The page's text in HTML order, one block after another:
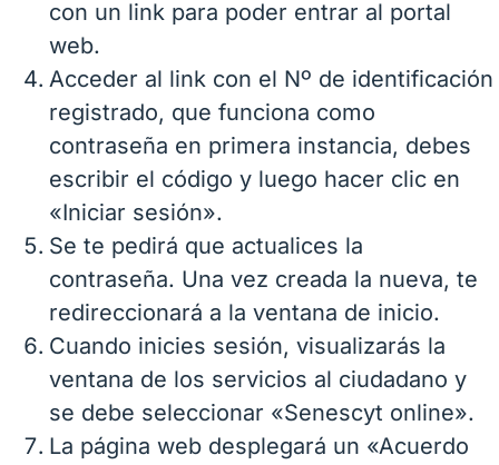
con un link para poder entrar al portal
web.
Acceder al link con el Nº de identificación
registrado, que funciona como
contraseña en primera instancia, debes
escribir el código y luego hacer clic en
«Iniciar sesión».
Se te pedirá que actualices la
contraseña. Una vez creada la nueva, te
redireccionará a la ventana de inicio.
Cuando inicies sesión, visualizarás la
ventana de los servicios al ciudadano y
se debe seleccionar «Senescyt online».
La página web desplegará un «Acuerdo